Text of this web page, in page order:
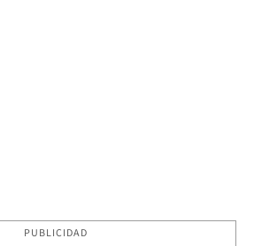
PUBLICIDAD